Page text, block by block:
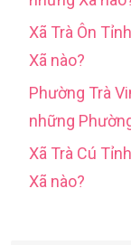
Xã Trà Ôn
Xã nào?
Phường Trà
những
Xã Trà Cú
Xã nào?